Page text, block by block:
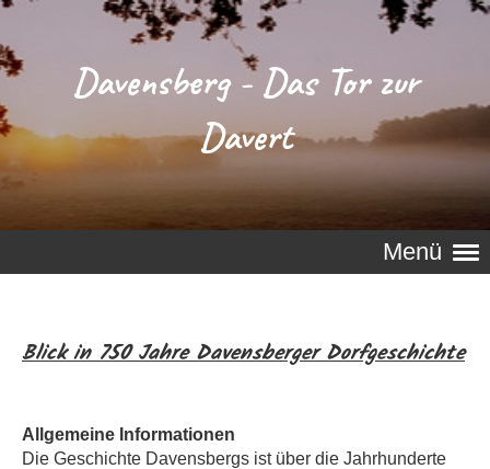
Davensberg - Das Tor zur
Davert
Menü
Blick in 750 Jahre Davensberger Dorfgeschichte
Allgemeine Informationen
Die Geschichte Davensbergs ist über die Jahrhunderte